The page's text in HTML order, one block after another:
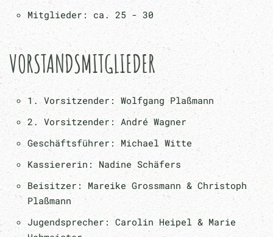
Mitglieder: ca. 25 - 30
VORSTANDSMITGLIEDER
1. Vorsitzender: Wolfgang Plaßmann
2. Vorsitzender: André Wagner
Geschäftsführer: Michael Witte
Kassiererin: Nadine Schäfers
Beisitzer: Mareike Grossmann & Christoph
Plaßmann
Jugendsprecher: Carolin Heipel & Marie